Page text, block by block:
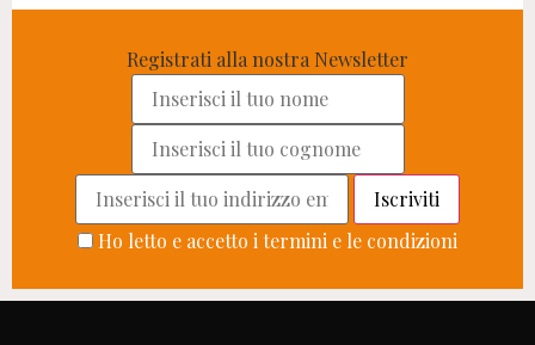
Registrati alla nostra Newsletter
Ho letto e accetto i termini e le condizioni